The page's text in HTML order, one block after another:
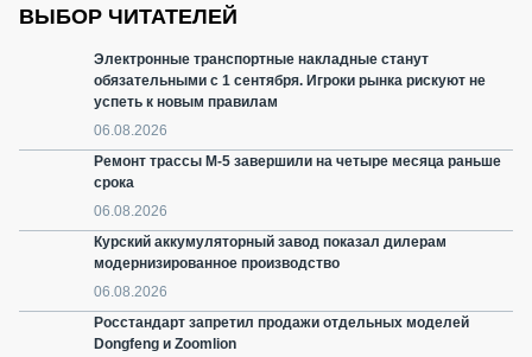
ВЫБОР ЧИТАТЕЛЕЙ
Электронные транспортные накладные станут
обязательными с 1 сентября. Игроки рынка рискуют не
успеть к новым правилам
06.08.2026
Ремонт трассы М-5 завершили на четыре месяца раньше
срока
06.08.2026
Курский аккумуляторный завод показал дилерам
модернизированное производство
06.08.2026
Росстандарт запретил продажи отдельных моделей
Dongfeng и Zoomlion